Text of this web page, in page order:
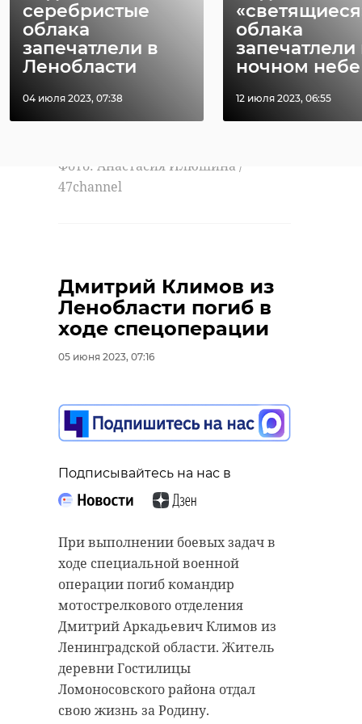
серебристые
облака
запечатлели в
Ленобласти
04 июля 2023, 07:38
облака
запечатлели
ночном небе
12 июля 2023, 06:55
Дмитрий Климов из
Ленобласти погиб в
ходе спецоперации
05 июня 2023, 07:16
Подписывайтесь на нас в
При выполнении боевых задач в
ходе специальной военной
операции погиб командир
мотострелкового отделения
Дмитрий Аркадьевич Климов из
Ленинградской области. Житель
деревни Гостилицы
Ломоносовского района отдал
свою жизнь за Родину.
документ уже
Сергей Перминов,
Федерации
Фото: Анастасия Илюшина /
47channel
совет федерации украина
договор